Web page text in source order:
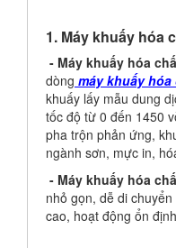
1. Máy khuấy hóa
- Máy khuấy hóa
dòng máy khuấy hóa
khuấy lấy mẫu dung
tốc độ từ 0 đến 1450
pha trộn phản ứng,
ngành sơn, mực in,
- Máy khuấy hóa
nhỏ gọn, dễ di
cao, hoạt động ổn